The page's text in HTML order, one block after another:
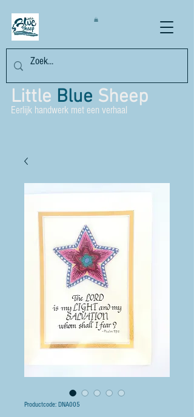
Little Blue Sheep
Eerlijk handwerk met een verhaal
Productcode: DNA005